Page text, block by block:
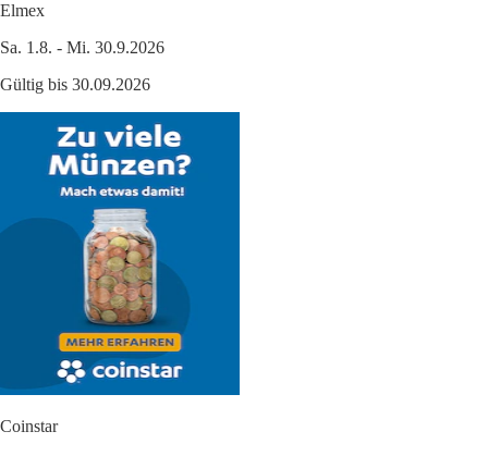
Elmex
Sa. 1.8. - Mi. 30.9.2026
Gültig bis 30.09.2026
Coinstar